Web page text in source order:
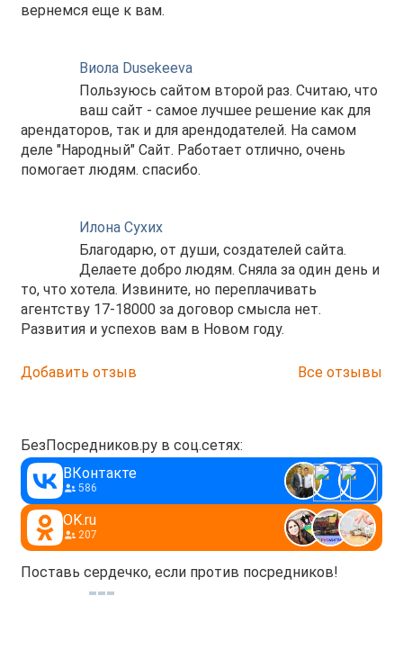
вернемся еще к вам.
Виола Dusekeeva
Пользуюсь сайтом второй раз. Считаю, что
ваш сайт - самое лучшее решение как для
арендаторов, так и для арендодателей. На самом
деле "Народный" Сайт. Работает отлично, очень
помогает людям. спасибо.
Илона Сухих
Благодарю, от души, создателей сайта.
Делаете добро людям. Сняла за один день и
то, что хотела. Извините, но переплачивать
агентству 17-18000 за договор смысла нет.
Развития и успехов вам в Новом году.
Добавить отзыв Все отзывы
БезПосредников.ру в соц.сетях:
ВКонтакте
586
OK.ru
207
Поставь сердечко, если против посредников!